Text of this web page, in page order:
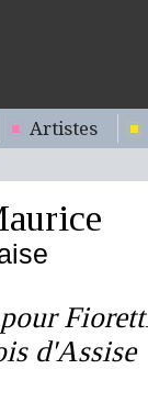
Artistes
d'Assise